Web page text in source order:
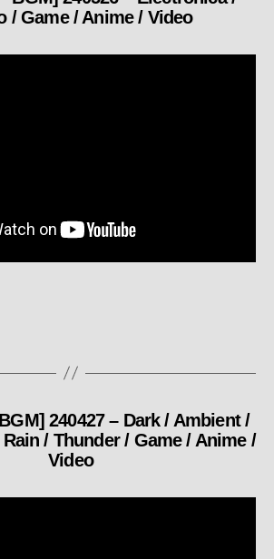
テ
リ
/ Game / Anime / Video
カ
テ
ゴ
ー
240427 – Dark / Ambient /
/ Thunder / Game / Anime /
Video